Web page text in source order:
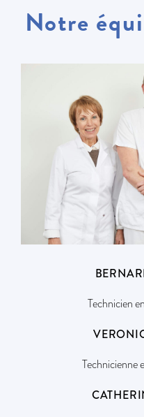
Notre
Technicien
Technicienne